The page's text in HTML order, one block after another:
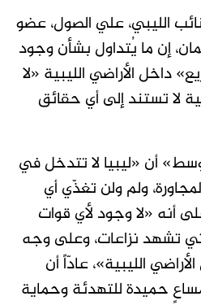
الليبي، علي الصول، عضو
إن ما يُتداول بشأن وجود
داخل الأراضي الليبية «لا
لا تستند إلى أي حقائق
أن «ليبيا لا تتدخل في
ولم ولن تغذّي أي
أنه «لا وجود لأي قوات
تشهد نزاعات، وعلى وجه
الليبية»، عادّاً أن
حميدة للتهدئة وحماية